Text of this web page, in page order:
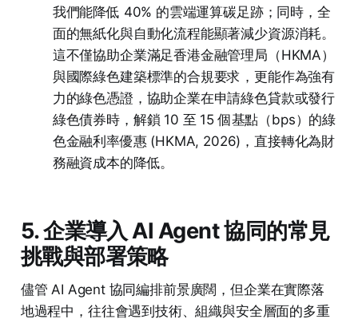
我們能降低 40% 的雲端運算碳足跡；同時，全
面的無紙化與自動化流程能顯著減少資源消耗。
這不僅協助企業滿足香港金融管理局（HKMA）
與國際綠色建築標準的合規要求，更能作為強有
力的綠色憑證，協助企業在申請綠色貸款或發行
綠色債券時，解鎖 10 至 15 個基點（bps）的綠
色金融利率優惠 (HKMA, 2026)，直接轉化為財
務融資成本的降低。
5. 企業導入 AI Agent 協同的常見
挑戰與部署策略
儘管 AI Agent 協同編排前景廣闊，但企業在實際落
地過程中，往往會遇到技術、組織與安全層面的多重